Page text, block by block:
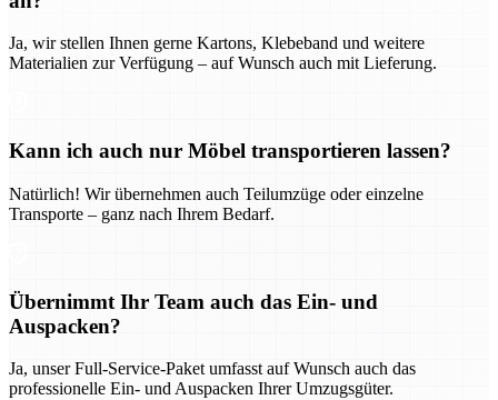
Ja, wir stellen Ihnen gerne Kartons, Klebeband und weitere
Materialien zur Verfügung – auf Wunsch auch mit Lieferung.
Kann ich auch nur Möbel transportieren lassen?
Natürlich! Wir übernehmen auch Teilumzüge oder einzelne
Transporte – ganz nach Ihrem Bedarf.
Übernimmt Ihr Team auch das Ein- und
Auspacken?
Ja, unser Full-Service-Paket umfasst auf Wunsch auch das
professionelle Ein- und Auspacken Ihrer Umzugsgüter.